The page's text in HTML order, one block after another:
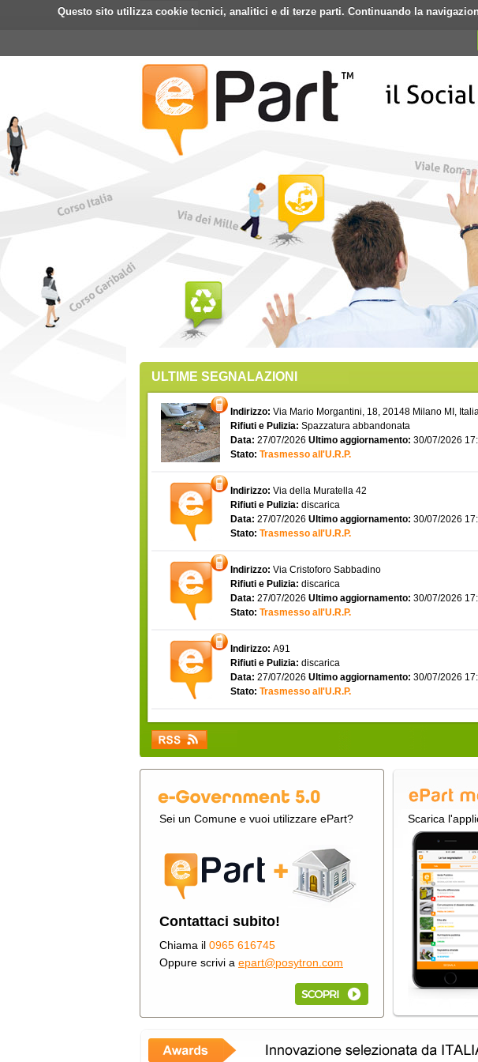
Questo sito utilizza cookie tecnici, analitici e di terze parti. Continuando la
Home ePart Mobile Faq Contatti
ULTIME SEGNALAZIONI
Indirizzo: Via Mario Morgantini, 18, 20148 Milano MI,
Rifiuti e Pulizia: Spazzatura abbandonata
Data: 27/07/2026 Ultimo aggiornamento: 30/07/2026
Stato: Trasmesso all'U.R.P.
Indirizzo: Via della Muratella 42
Rifiuti e Pulizia: discarica
Data: 27/07/2026 Ultimo aggiornamento: 30/07/2026
Stato: Trasmesso all'U.R.P.
Indirizzo: Via Cristoforo Sabbadino
Rifiuti e Pulizia: discarica
Data: 27/07/2026 Ultimo aggiornamento: 30/07/2026
Stato: Trasmesso all'U.R.P.
Indirizzo: A91
Rifiuti e Pulizia: discarica
Data: 27/07/2026 Ultimo aggiornamento: 30/07/2026
Stato: Trasmesso all'U.R.P.
Sei un Comune e vuoi utilizzare ePart?
Contattaci subito!
Chiama il 0965 616745
Oppure scrivi a epart@posytron.com
Scarica